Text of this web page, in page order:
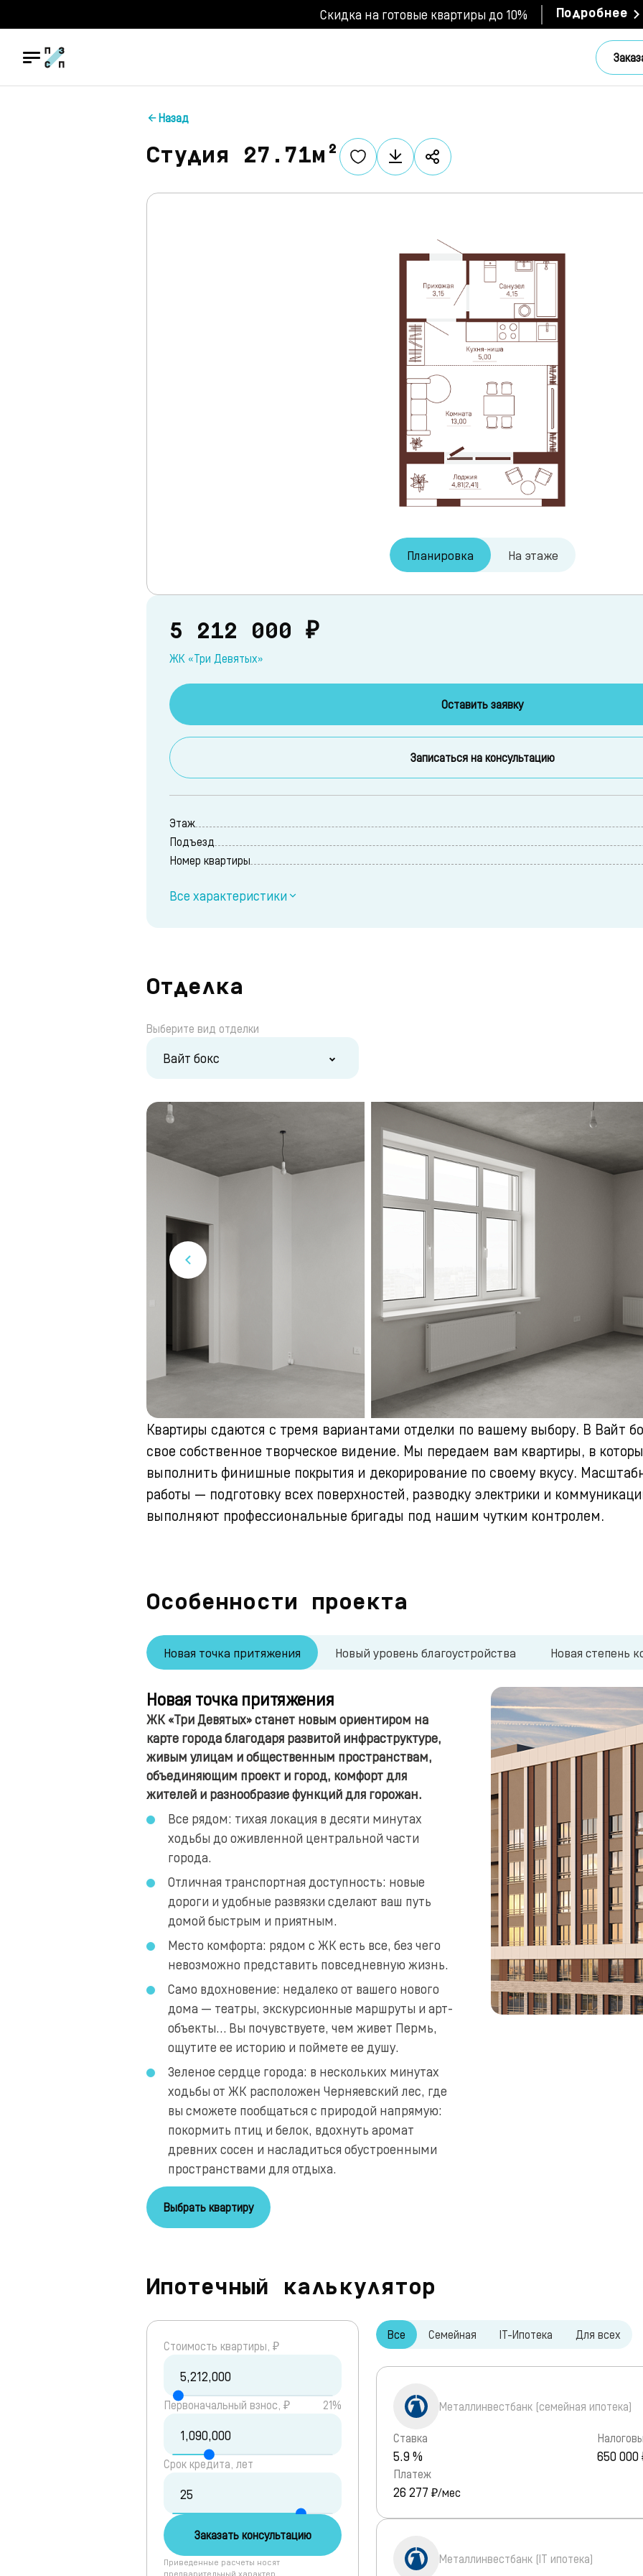
Скидка на готовые квартиры до 10% Подробнее
Назад
Студия 27.71м²
Планировка На этаже
5 212 000 ₽
ЖК «Три Девятых»
Оставить заявку
Записаться на консультацию
Этаж
Подъезд
Номер квартиры
Все характеристики
Отделка
Выберите вид отделки
Вайт бокс
Квартиры сдаются с тремя вариантами отделки по вашему выбору. В Вайт
свое собственное творческое видение. Мы передаем вам квартиры, в
выполнить финишные покрытия и декорирование по своему вкусу.
работы — подготовку всех поверхностей, разводку электрики и
выполняют профессиональные бригады под нашим чутким контролем.
Особенности проекта
Новая точка притяжения Новый уровень благоустройства Новая степень
Новая точка притяжения
ЖК «Три Девятых» станет новым ориентиром на
карте города благодаря развитой инфраструктуре,
живым улицам и общественным пространствам,
объединяющим проект и город, комфорт для
жителей и разнообразие функций для горожан.
Все рядом: тихая локация в десяти минутах
ходьбы до оживленной центральной части
города.
Отличная транспортная доступность: новые
дороги и удобные развязки сделают ваш путь
домой быстрым и приятным.
Место комфорта: рядом с ЖК есть все, без чего
невозможно представить повседневную жизнь.
Само вдохновение: недалеко от вашего нового
дома — театры, экскурсионные маршруты и арт-
объекты… Вы почувствуете, чем живет Пермь,
ощутите ее историю и поймете ее душу.
Зеленое сердце города: в нескольких минутах
ходьбы от ЖК расположен Черняевский лес, где
вы сможете пообщаться с природой напрямую:
покормить птиц и белок, вдохнуть аромат
древних сосен и насладиться обустроенными
пространствами для отдыха.
Выбрать квартиру
Ипотечный калькулятор
Cтоимость квартиры, ₽
Первоначальный взнос, ₽ 21%
Срок кредита, лет
Заказать консультацию
Приведенные расчеты носят
предварительный характер.
Все Семейная IT-Ипотека Для всех
Металлинвестбанк (семейная ипотека)
Ставка
5.9 % 650 000
Платеж
26 277 ₽/мес
Металлинвестбанк (IT ипотека)